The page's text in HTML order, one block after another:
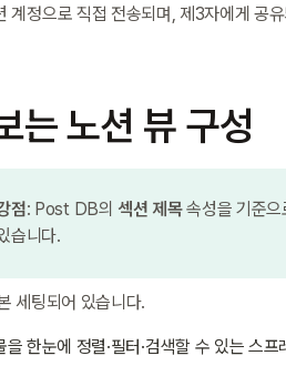
계정으로 직접 전송되며, 제3자에게 공
는 노션 뷰 구성
점: Post DB의 섹션 제목 속성을 기준
습니다.
세팅되어 있습니다.
을 한눈에 정렬·필터·검색할 수 있는 스프